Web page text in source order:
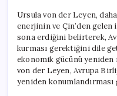
Ursula von der Leyen,
enerjinin ve Çin’den gelen
sona erdiğini belirterek,
kurması gerektiğini dile
ekonomik gücünü
von der Leyen, Avrupa
yeniden